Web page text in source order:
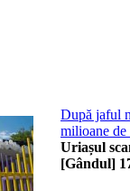
După jaful
milioane de
Uriașul
[Gândul]